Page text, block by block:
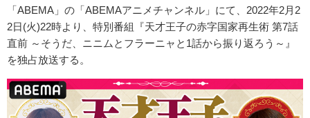
「ABEMA」の「ABEMAアニメチャンネル」にて、2022年2月2
2日(火)22時より、特別番組『天才王子の赤字国家再生術 第7話
直前 ～そうだ、ニニムとフラーニャと1話から振り返ろう～』
を独占放送する。